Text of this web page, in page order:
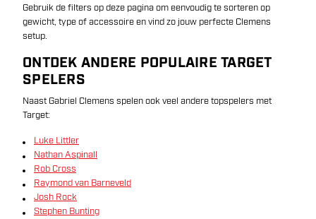
Gebruik de filters op deze pagina om eenvoudig te sorteren op
gewicht, type of accessoire en vind zo jouw perfecte Clemens
setup.
ONTDEK ANDERE POPULAIRE TARGET
SPELERS
Naast Gabriel Clemens spelen ook veel andere topspelers met
Target:
Luke Littler
Nathan Aspinall
Rob Cross
Raymond van Barneveld
Josh Rock
Stephen Bunting